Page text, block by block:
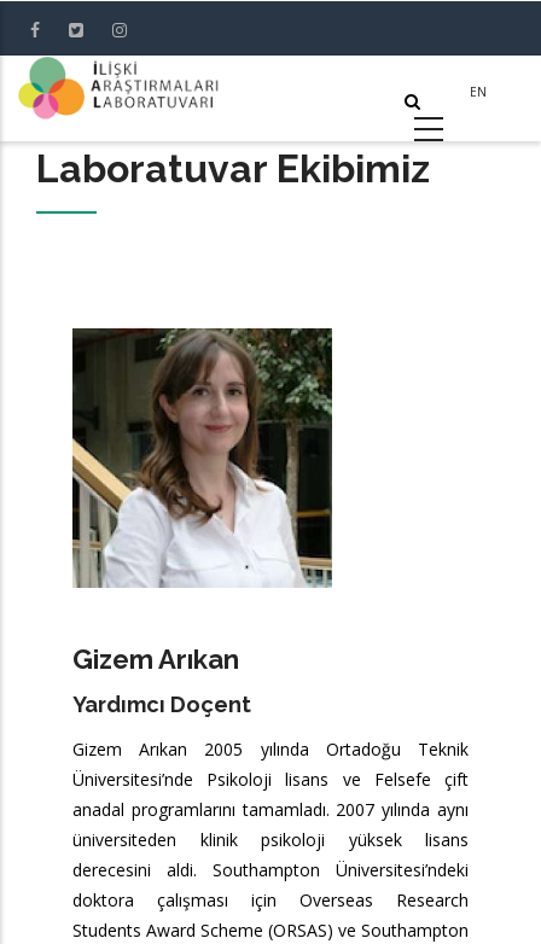
main
content
Laboratuvar Ekibimiz
Gizem Arıkan
Yardımcı Doçent
Gizem Arıkan 2005 yılında Ortadoğu Teknik
Üniversitesi’nde Psikoloji lisans ve Felsefe çift
anadal programlarını tamamladı. 2007 yılında aynı
üniversiteden klinik psikoloji yüksek lisans
derecesini aldi. Southampton Üniversitesi’ndeki
doktora çalışması için Overseas Research
Students Award Scheme (ORSAS) ve Southampton